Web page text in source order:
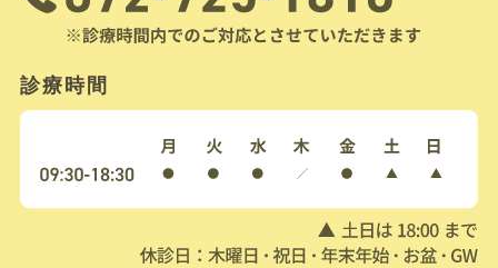
診療時間